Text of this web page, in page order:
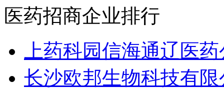
医药招商企业排行
上药科园信海通辽医
长沙欧邦生物科技有限